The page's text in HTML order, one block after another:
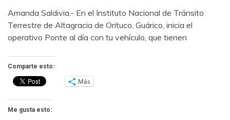
Amanda Saldivia.- En el Instituto Nacional de Tránsito
Terrestre de Altagracia de Orituco, Guárico, inicia el
operativo Ponte al día con tu vehículo, que tienen
Comparte esto:
Más
Me gusta esto: